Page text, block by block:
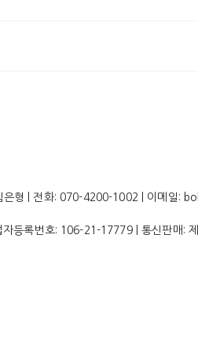
은형 | 전화: 070-4200-1002 | 이메일:
등록번호: 106-21-17779| 통신판매: